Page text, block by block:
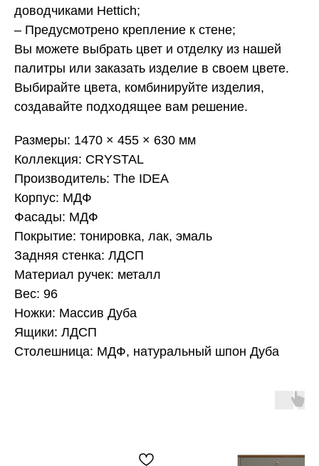
доводчиками Hettich;
– Предусмотрено крепление к стене;
Вы можете выбрать цвет и отделку из нашей
палитры или заказать изделие в своем цвете.
Выбирайте цвета, комбинируйте изделия,
создавайте подходящее вам решение.
Размеры: 1470 × 455 × 630 мм
Коллекция: CRYSTAL
Производитель: The IDEA
Корпус: МДФ
Фасады: МДФ
Покрытие: тонировка, лак, эмаль
Задняя стенка: ЛДСП
Материал ручек: металл
Вес: 96
Ножки: Массив Дуба
Ящики: ЛДСП
Столешница: МДФ, натуральный шпон Дуба